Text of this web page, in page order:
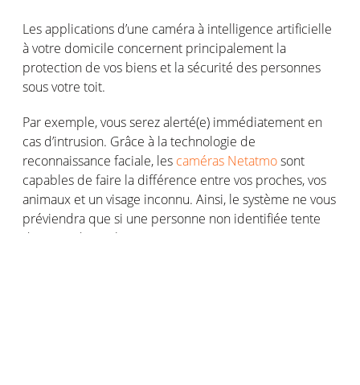
Les applications d’une caméraà intelligence artificielle
àvotre domicile concernent principalement la
protection de vos biens et lasécurité des personnes
sousvotre toit.
Par exemple,vousserezalerté(e) immédiatement en
cas d’intrusion. Grâce à latechnologie de
reconnaissance faciale, les caméras Netatmosont
capables de faire la différence entre vos proches,vos
animaux et un visage inconnu. Ainsi, le système ne vous
préviendra que si une personne non identifiée tente
de
s’introduire chez